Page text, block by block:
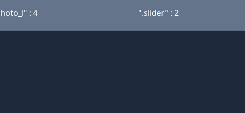
: 4 ".slider" : 2